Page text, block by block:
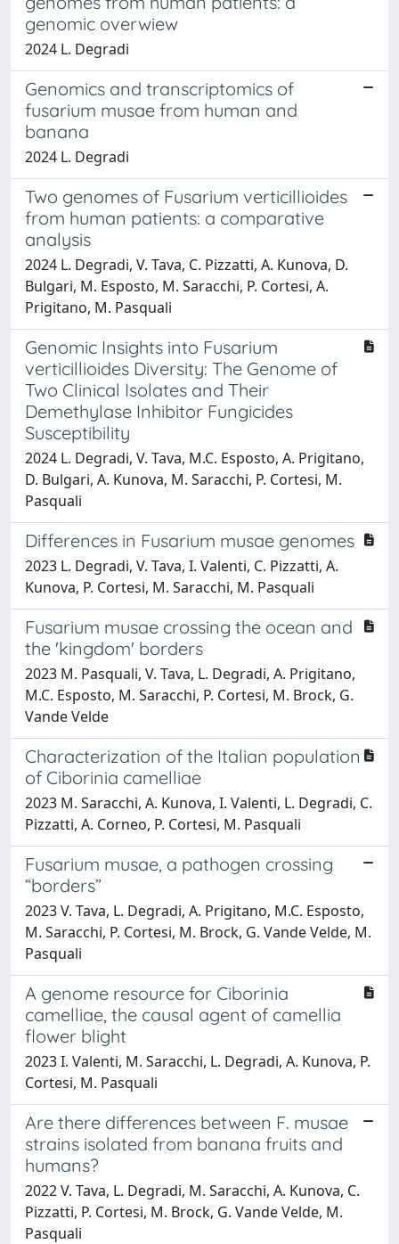
genomic overwiew
2024 L. Degradi
Genomics and transcriptomics of
fusarium musae from human and
banana
2024 L. Degradi
Two genomes of Fusarium verticillioides
from human patients: a comparative
analysis
2024 L. Degradi, V. Tava, C. Pizzatti, A. Kunova, D.
Bulgari, M. Esposto, M. Saracchi, P. Cortesi, A.
Prigitano, M. Pasquali
Genomic Insights into Fusarium
verticillioides Diversity: The Genome of
Two Clinical Isolates and Their
Demethylase Inhibitor Fungicides
Susceptibility
2024 L. Degradi, V. Tava, M.C. Esposto, A. Prigitano,
D. Bulgari, A. Kunova, M. Saracchi, P. Cortesi, M.
Pasquali
Differences in Fusarium musae genomes
2023 L. Degradi, V. Tava, I. Valenti, C. Pizzatti, A.
Kunova, P. Cortesi, M. Saracchi, M. Pasquali
Fusarium musae crossing the ocean and
the 'kingdom' borders
2023 M. Pasquali, V. Tava, L. Degradi, A. Prigitano,
M.C. Esposto, M. Saracchi, P. Cortesi, M. Brock, G.
Vande Velde
Characterization of the Italian population
of Ciborinia camelliae
2023 M. Saracchi, A. Kunova, I. Valenti, L. Degradi, C.
Pizzatti, A. Corneo, P. Cortesi, M. Pasquali
Fusarium musae, a pathogen crossing
“borders”
2023 V. Tava, L. Degradi, A. Prigitano, M.C. Esposto,
M. Saracchi, P. Cortesi, M. Brock, G. Vande Velde, M.
Pasquali
A genome resource for Ciborinia
camelliae, the causal agent of camellia
flower blight
2023 I. Valenti, M. Saracchi, L. Degradi, A. Kunova, P.
Cortesi, M. Pasquali
Are there differences between F. musae
strains isolated from banana fruits and
humans?
2022 V. Tava, L. Degradi, M. Saracchi, A. Kunova, C.
Pizzatti, P. Cortesi, M. Brock, G. Vande Velde, M.
Pasquali